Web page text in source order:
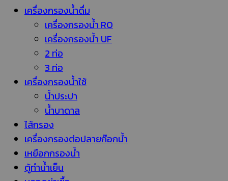
เครื่องกรองน้ำดื่ม
เครื่องกรองน้ำ RO
เครื่องกรองน้ำ UF
2 ท่อ
3 ท่อ
เครื่องกรองน้ำใช้
น้ำประปา
น้ำบาดาล
ไส้กรอง
เครื่องกรองต่อปลายก๊อกน้ำ
เหยือกกรองน้ำ
ตู้ทำน้ำเย็น